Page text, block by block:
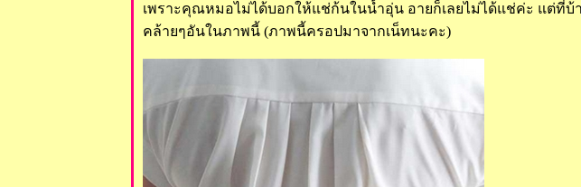
เพราะคุณหมอไม่ได้บอกให้แช่ก้นในน้ำอุ่น อายก็เลยไม่ได้แช่ค่ะ แต่ที่
คล้ายๆอันในภาพนี้ (ภาพนี้ครอปมาจากเน็ทนะคะ)